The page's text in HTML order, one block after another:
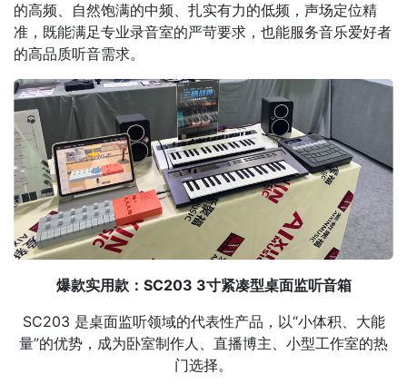
的高频、自然饱满的中频、扎实有力的低频，声场定位精
准，既能满足专业录音室的严苛要求，也能服务音乐爱好者
的高品质听音需求。
爆款实用款：SC203 3寸紧凑型桌面监听音箱
SC203 是桌面监听领域的代表性产品，以“小体积、大能
量”的优势，成为卧室制作人、直播博主、小型工作室的热
门选择。